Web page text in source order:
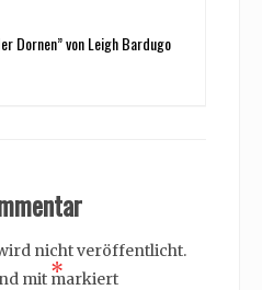
Dornen” von Leigh Bardugo
nicht veröffentlicht.
mit *
markiert